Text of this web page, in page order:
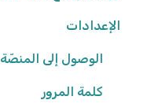
الإعدادات
الوصول إلى المنصّة
كلمة المرور